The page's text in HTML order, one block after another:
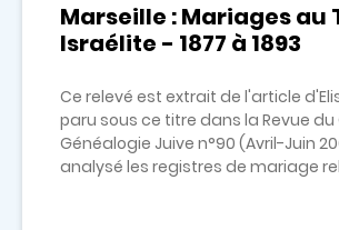
Marseille : Mariages au
Israélite - 1877 à 1893
Ce relevé est extrait de l'article
paru sous ce titre dans la Revue du
Généalogie Juive n°90 (Avril-Juin
analysé les registres de mariage